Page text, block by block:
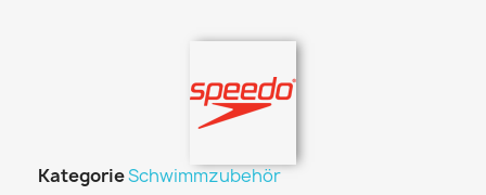
KategorieSchwimmzubehör